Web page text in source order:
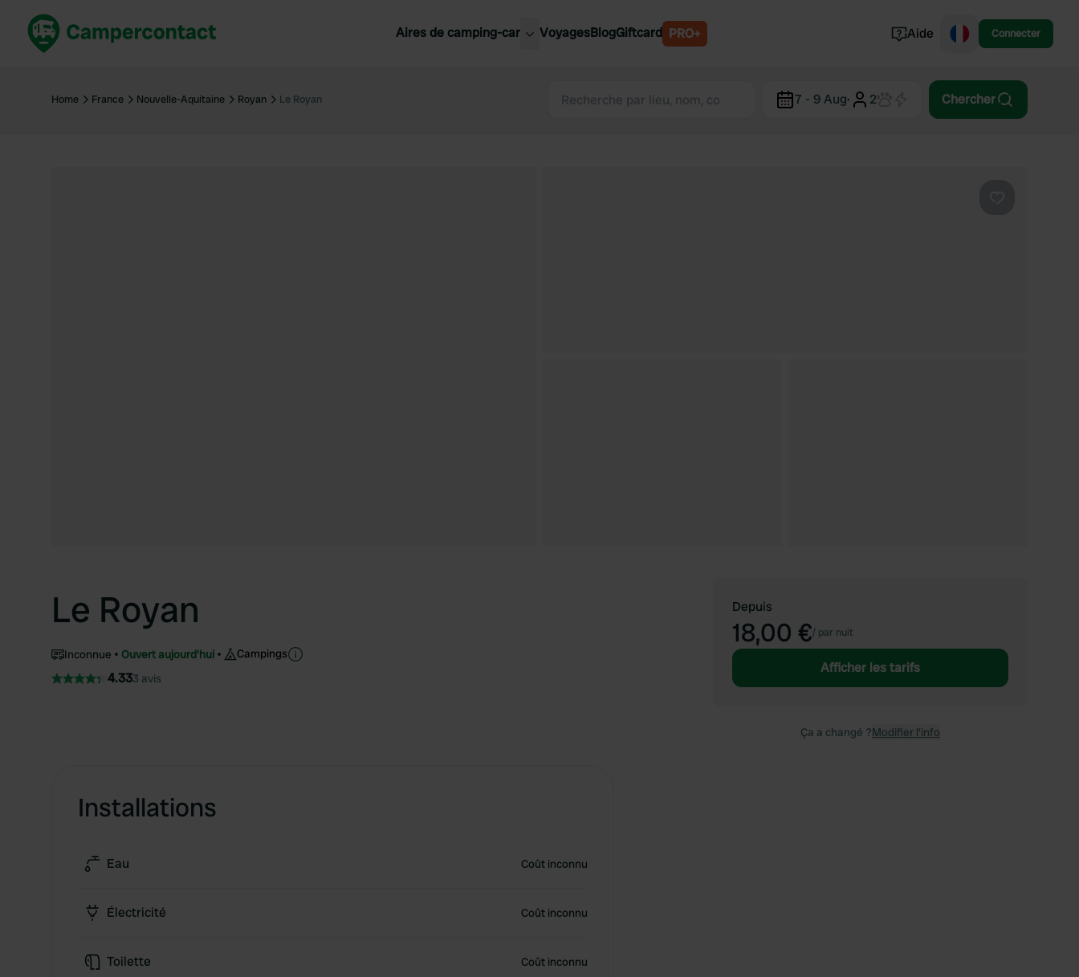
Aires de camping-car
France
France
Slovénie
VoyagesBlogGiftcard PRO+ Aide Connecter
Home France Nouvelle-Aquitaine Royan Le Royan 7 - 9 Aug· 2 Chercher
Le Royan
Inconnue Ouvert aujourd'hui Campings
4.333 avis
Installations
Eau Coût inconnu
Électricité Coût inconnu
Toilette Coût inconnu
Depuis
18,00 €/ par nuit
Afficher les tarifs
Ça a changé ?Modifier l’info